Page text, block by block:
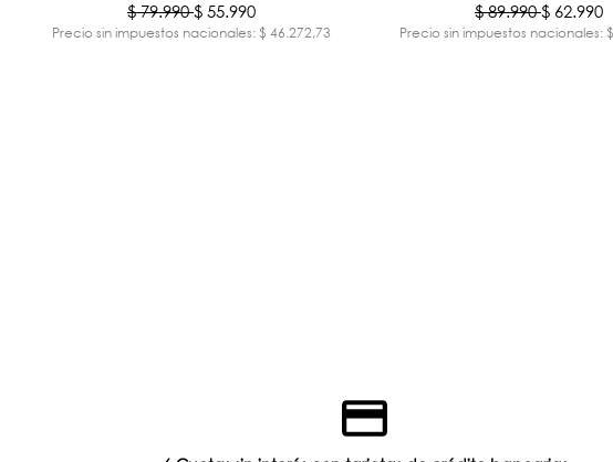
$ 79.990$ 55.990
Precio sin impuestos nacionales: $ 46.272,73
$ 89.990$ 62.990
Precio sin impuestos nacionales: